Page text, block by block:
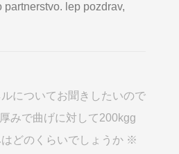
lep pozdrav,
についてお聞きしたいので
みで曲げに対して200kgg
どのくらいでしょうか ※